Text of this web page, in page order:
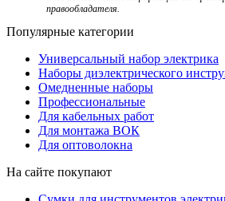
правообладателя.
Популярные категории
Универсальный набор электрика
Наборы диэлектрического
Омедненные наборы
Профессиональные
Для кабельных работ
Для монтажа ВОК
Для оптоволокна
На сайте покупают